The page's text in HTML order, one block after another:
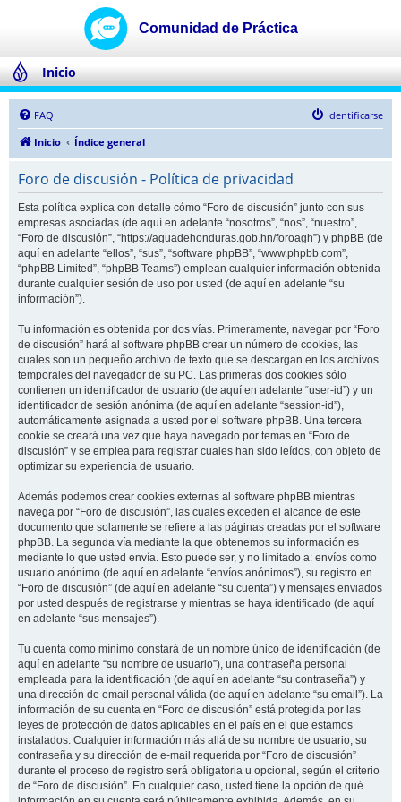
Inicio
FAQ
Identificarse
Inicio
Índice general
Foro de discusión - Política de privacidad
Esta política explica con detalle cómo “Foro de discusión” junto con sus
empresas asociadas (de aquí en adelante “nosotros”, “nos”, “nuestro”,
“Foro de discusión”, “https://aguadehonduras.gob.hn/foroagh”) y phpBB (de
aquí en adelante “ellos”, “sus”, “software phpBB”, “www.phpbb.com”,
“phpBB Limited”, “phpBB Teams”) emplean cualquier información obtenida
durante cualquier sesión de uso por usted (de aquí en adelante “su
información”).
Tu información es obtenida por dos vías. Primeramente, navegar por “Foro
de discusión” hará al software phpBB crear un número de cookies, las
cuales son un pequeño archivo de texto que se descargan en los archivos
temporales del navegador de su PC. Las primeras dos cookies sólo
contienen un identificador de usuario (de aquí en adelante “user-id”) y un
identificador de sesión anónima (de aquí en adelante “session-id”),
automáticamente asignada a usted por el software phpBB. Una tercera
cookie se creará una vez que haya navegado por temas en “Foro de
discusión” y se emplea para registrar cuales han sido leídos, con objeto de
optimizar su experiencia de usuario.
Además podemos crear cookies externas al software phpBB mientras
navega por “Foro de discusión”, las cuales exceden el alcance de este
documento que solamente se refiere a las páginas creadas por el software
phpBB. La segunda vía mediante la que obtenemos su información es
mediante lo que usted envía. Esto puede ser, y no limitado a: envíos como
usuario anónimo (de aquí en adelante “envíos anónimos”), su registro en
“Foro de discusión” (de aquí en adelante “su cuenta”) y mensajes enviados
por usted después de registrarse y mientras se haya identificado (de aquí
en adelante “sus mensajes”).
Tu cuenta como mínimo constará de un nombre único de identificación (de
aquí en adelante “su nombre de usuario”), una contraseña personal
empleada para la identificación (de aquí en adelante “su contraseña”) y
una dirección de email personal válida (de aquí en adelante “su email”). La
información de su cuenta en “Foro de discusión” está protegida por las
leyes de protección de datos aplicables en el país en el que estamos
instalados. Cualquier información más allá de su nombre de usuario, su
contraseña y su dirección de e-mail requerida por “Foro de discusión”
durante el proceso de registro será obligatoria u opcional, según el criterio
de “Foro de discusión”. En cualquier caso, usted tiene la opción de qué